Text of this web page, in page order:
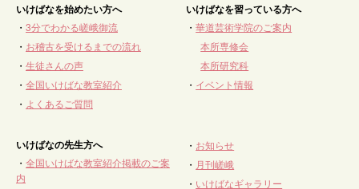
いけばなを始めたい方へ
・ 3分でわかる嵯峨御流
・ お稽古を受けるまでの流れ
・ 生徒さんの声
・ 全国いけばな教室紹介
・ よくあるご質問
いけばなを習っている方へ
・華道芸術学院のご案内
本所専修会
本所研究科
・ イベント情報
いけばなの先生方へ
・ 全国いけばな教室紹介掲載のご案
内
・ お知らせ
・ 月刊嵯峨
・ いけばなギャラリー